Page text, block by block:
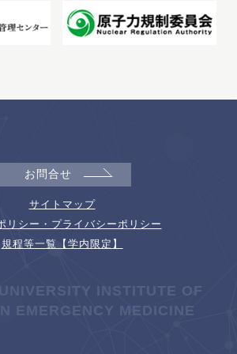
お問合せ
サイトマップ
リシー・プライバシーポリシー
規程等一覧【学内限定】
INSTITUTE OF
EMERGENCY MEDICINE